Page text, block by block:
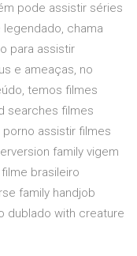
pode assistir séries
chama
para assistir
e ameaças, no
temos filmes
searches filmes
assistir filmes
family vigem
brasileiro
family handjob
dublado with creature